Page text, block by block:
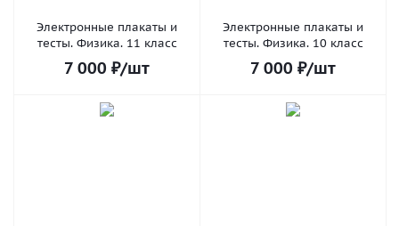
Электронные плакаты и
тесты. Физика. 11 класс
7 000 ₽/шт
Электронные плакаты и
тесты. Физика. 10 класс
7 000 ₽/шт